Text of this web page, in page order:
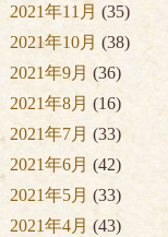
2021年11月 (35)
2021年10月 (38)
2021年9月 (36)
2021年8月 (16)
2021年7月 (33)
2021年6月 (42)
2021年5月 (33)
2021年4月 (43)